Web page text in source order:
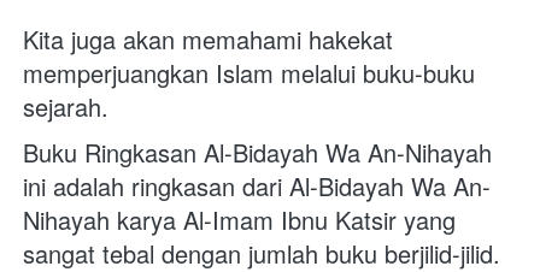
Kita juga akan memahami hakekat
memperjuangkan Islam melalui buku-buku
sejarah.
Buku Ringkasan Al-Bidayah Wa An-Nihayah
ini adalah ringkasan dari Al-Bidayah Wa An-
Nihayah karya Al-Imam Ibnu Katsir yang
sangat tebal dengan jumlah buku berjilid-jilid.